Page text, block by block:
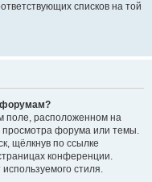
списков на той
форумам?
поле, расположенном на
просмотра форума или темы.
щёлкнув по ссылке
конференции.
стиля.